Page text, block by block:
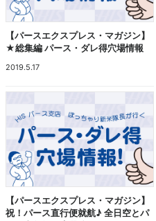
【パースエクスプレス・マガジン】
★総集編 パース・ダレ得穴場情報
2019.5.17
【パースエクスプレス・マガジン】
祝！パース直行便就航♪ 全日空とパ